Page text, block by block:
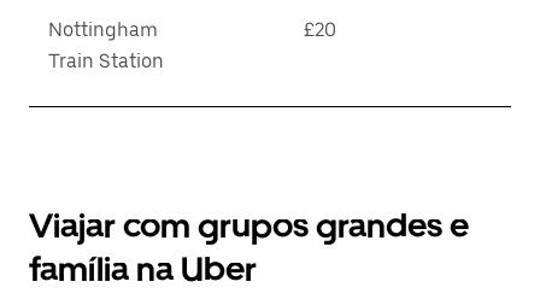
Nottingham
Train Station
£20
Viajar com grupos grandes e
família na Uber